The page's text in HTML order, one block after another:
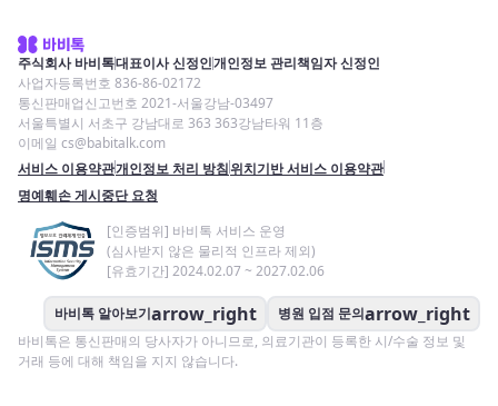
주식회사 바비톡대표이사 신정인개인정보 관리책임자 신정인
사업자등록번호 836-86-02172
통신판매업신고번호 2021-서울강남-03497
서울특별시 서초구 강남대로 363 363강남타워 11층
이메일 cs@babitalk.com
서비스 이용약관개인정보 처리 방침위치기반 서비스 이용약관
명예훼손 게시중단 요청
[인증범위] 바비톡 서비스 운영
(심사받지 않은 물리적 인프라 제외)
[유효기간] 2024.02.07 ~ 2027.02.06
바비톡 알아보기arrow_right 병원 입점 문의arrow_right
바비톡은 통신판매의 당사자가 아니므로, 의료기관이 등록한 시/수술 정보 및
거래 등에 대해 책임을 지지 않습니다.